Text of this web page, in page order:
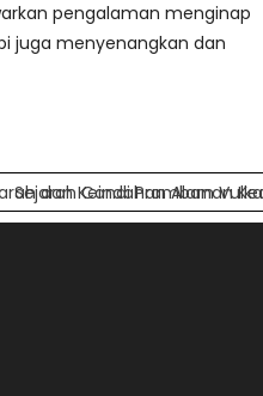
pengalaman menginap
juga menyenangkan dan
dan Keindahan Alam
Sejarah Candi Prambanan